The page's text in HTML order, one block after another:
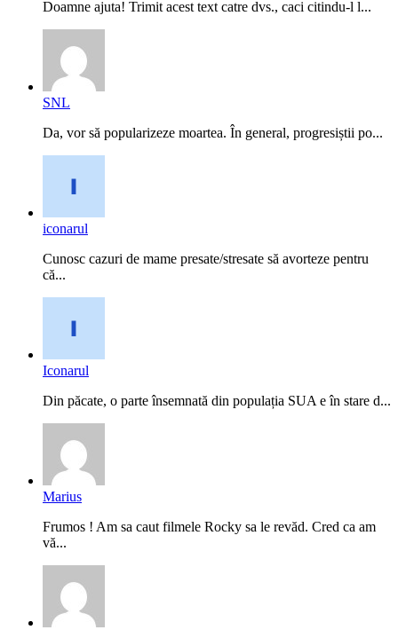
Doamne ajuta! Trimit acest text catre dvs., caci citindu-l l...
SNL
Da, vor să popularizeze moartea. În general, progresiștii po...
iconarul
Cunosc cazuri de mame presate/stresate să avorteze pentru
că...
Iconarul
Din păcate, o parte însemnată din populația SUA e în stare d...
Marius
Frumos ! Am sa caut filmele Rocky sa le revăd. Cred ca am
vă...